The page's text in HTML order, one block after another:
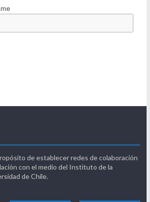
de establecer redes de colaboración
con el medio del Instituto de la
de Chile.